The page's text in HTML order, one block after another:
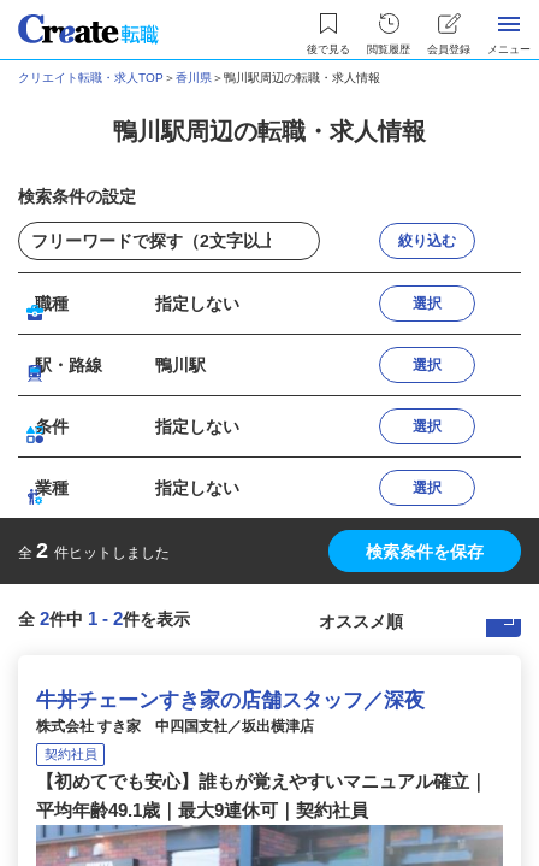
後で見る 閲覧履歴 会員登録 メニュー
クリエイト転職・求人TOP ＞香川県＞鴨川駅周辺の転職・求人情報
鴨川駅周辺の転職・求人情報
検索条件の設定
絞り込む
職種 指定しない 選択
駅・路線 鴨川駅 選択
条件 指定しない 選択
業種 指定しない 選択
全 2 件ヒットしました 検索条件を保存
全 2件中 1 - 2件を表示
牛丼チェーンすき家の店舗スタッフ／深夜
株式会社 すき家 中四国支社／坂出横津店
契約社員
【初めてでも安心】誰もが覚えやすいマニュアル確立｜
平均年齢49.1歳｜最大9連休可｜契約社員